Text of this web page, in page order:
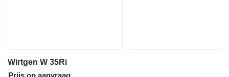
Wirtgen W 35Ri
Prijs op aanvraag